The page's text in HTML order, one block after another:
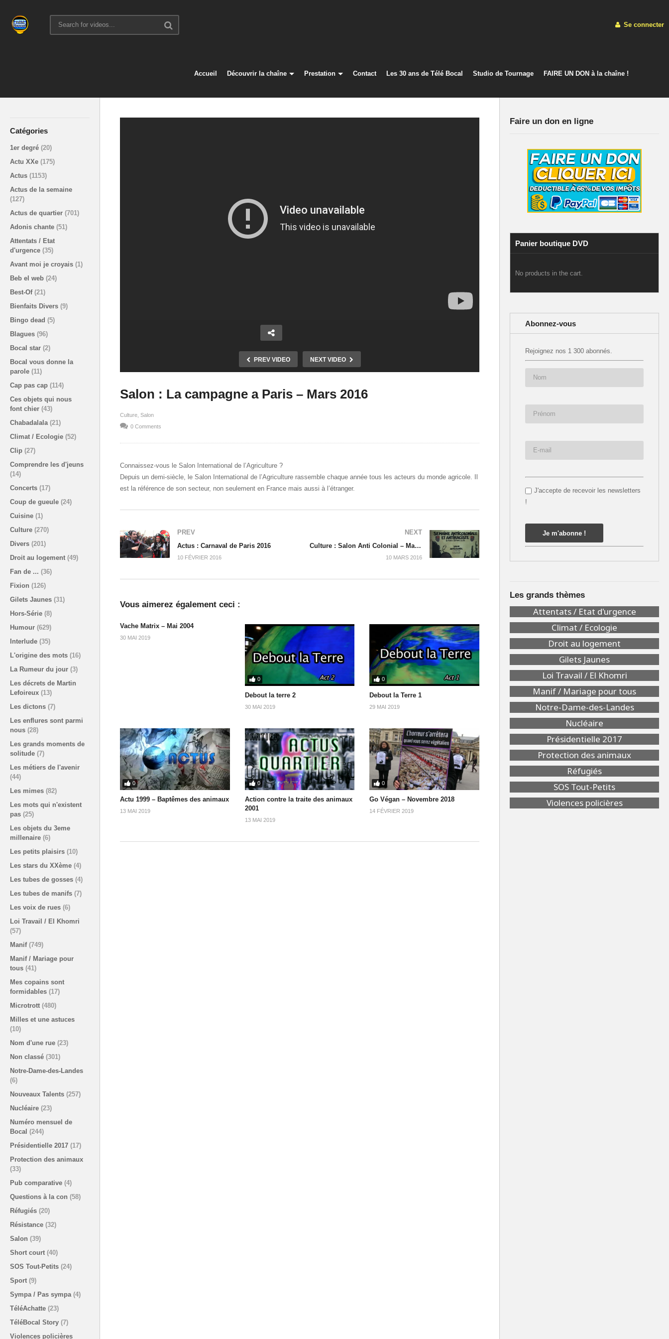
Se connecter
Accueil Découvrir la chaîne Prestation Contact Les 30 ans de Télé Bocal Studio de Tournage FAIRE UN DON à la chaîne !
Catégories
1er degré (20)
Actu XXe (175)
Actus (1153)
Actus de la semaine
(127)
Actus de quartier (701)
Adonis chante (51)
Attentats / Etat
d'urgence (35)
Avant moi je croyais (1)
Beb el web (24)
Best-Of (21)
Bienfaits Divers (9)
Bingo dead (5)
Blagues (96)
Bocal star (2)
Bocal vous donne la
parole (11)
Cap pas cap (114)
Ces objets qui nous
font chier (43)
Chabadalala (21)
Climat / Ecologie (52)
Clip (27)
Comprendre les d'jeuns
(14)
Concerts (17)
Coup de gueule (24)
Cuisine (1)
Culture (270)
Divers (201)
Droit au logement (49)
Fan de ... (36)
Fixion (126)
Gilets Jaunes (31)
Hors-Série (8)
Humour (629)
Interlude (35)
L'origine des mots (16)
La Rumeur du jour (3)
Les décrets de Martin
Lefoireux (13)
Les dictons (7)
Les enflures sont parmi
nous (28)
Les grands moments de
solitude (7)
Les métiers de l'avenir
(44)
Les mimes (82)
Les mots qui n'existent
pas (25)
Les objets du 3eme
millenaire (6)
Les petits plaisirs (10)
Les stars du XXème (4)
Les tubes de gosses (4)
Les tubes de manifs (7)
Les voix de rues (6)
Loi Travail / El Khomri
(57)
Manif (749)
Manif / Mariage pour
tous (41)
Mes copains sont
formidables (17)
Microtrott (480)
Milles et une astuces
(10)
Nom d'une rue (23)
Non classé (301)
Notre-Dame-des-Landes
(6)
Nouveaux Talents (257)
Nucléaire (23)
Numéro mensuel de
Bocal (244)
Présidentielle 2017 (17)
Protection des animaux
(33)
Pub comparative (4)
Questions à la con (58)
Réfugiés (20)
Résistance (32)
Salon (39)
Short court (40)
SOS Tout-Petits (24)
Sport (9)
Sympa / Pas sympa (4)
TéléAchatte (23)
TéléBocal Story (7)
Violences policières
PREV VIDEO NEXT VIDEO
Salon : La campagne a Paris – Mars 2016
Culture Salon
0 Comments
Connaissez-vous le Salon International de l’Agriculture ?
Depuis un demi-siècle, le Salon International de l’Agriculture rassemble chaque année tous les acteurs du monde agricole. Il
est la référence de son secteur, non seulement en France mais aussi à l’étranger.
PREV
Actus : Carnaval de Paris 2016
10 FÉVRIER 2016
NEXT
Culture : Salon Anti Colonial – Mars 2016
10 MARS 2016
Vous aimerez également ceci :
Vache Matrix – Mai 2004
30 MAI 2019
0
Debout la terre 2
30 MAI 2019
0
Debout la Terre 1
29 MAI 2019
0
Actu 1999 – Baptêmes des animaux
13 MAI 2019
0
Action contre la traite des animaux
2001
13 MAI 2019
0
Go Végan – Novembre 2018
14 FÉVRIER 2019
Faire un don en ligne
Panier boutique DVD
No products in the cart.
Abonnez-vous
Rejoignez nos 1 300 abonnés.
J'accepte de recevoir les newsletters
!
Les grands thèmes
Attentats / Etat d'urgence
Climat / Ecologie
Droit au logement
Gilets Jaunes
Loi Travail / El Khomri
Manif / Mariage pour tous
Notre-Dame-des-Landes
Nucléaire
Présidentielle 2017
Protection des animaux
Réfugiés
SOS Tout-Petits
Violences policières